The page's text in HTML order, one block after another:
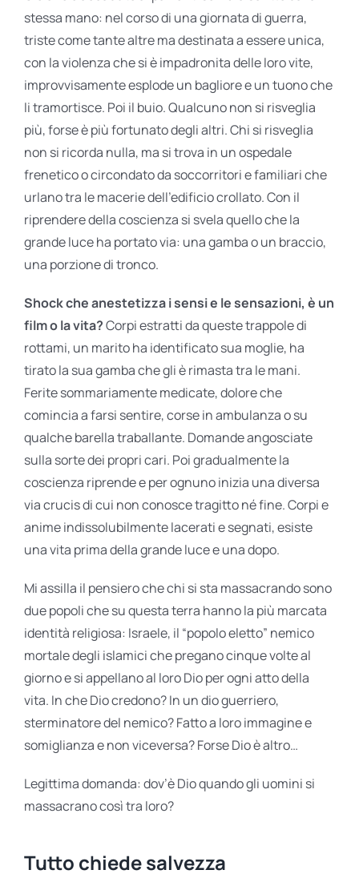
stessa mano: nel corso di una giornata di guerra,
triste come tante altre ma destinata a essere unica,
con la violenza che si è impadronita delle loro vite,
improvvisamente esplode un bagliore e un tuono che
li tramortisce. Poi il buio. Qualcuno non si risveglia
più, forse è più fortunato degli altri. Chi si risveglia
non si ricorda nulla, ma si trova in un ospedale
frenetico o circondato da soccorritori e familiari che
urlano tra le macerie dell’edificio crollato. Con il
riprendere della coscienza si svela quello che la
grande luce ha portato via: una gamba o un braccio,
una porzione di tronco.
Shock che anestetizza i sensi e le sensazioni, è un
film o la vita?Corpi estratti da queste trappole di
rottami, un marito ha identificato sua moglie, ha
tirato la sua gamba che gli è rimasta tra le mani.
Ferite sommariamente medicate, dolore che
comincia a farsi sentire, corse in ambulanza o su
qualche barella traballante. Domande angosciate
sulla sorte dei propri cari. Poi gradualmente la
coscienza riprende e per ognuno inizia una diversa
via crucis di cui non conosce tragitto né fine. Corpi e
anime indissolubilmente lacerati e segnati, esiste
una vita prima della grande luce e una dopo.
Mi assilla il pensiero che chi si sta massacrando sono
due popoli che su questa terra hanno la più marcata
identità religiosa: Israele, il “popolo eletto” nemico
mortale degli islamici che pregano cinque volte al
giorno e si appellano al loro Dio per ogni atto della
vita. In che Dio credono? In un dio guerriero,
sterminatore del nemico? Fatto a loro immagine e
somiglianza e non viceversa? Forse Dio è altro…
Legittima domanda: dov’è Dio quando gli uomini si
massacrano così tra loro?
Tutto chiede salvezza